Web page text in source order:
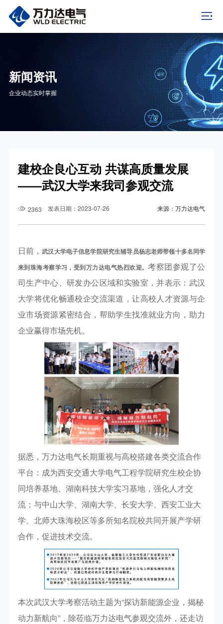
新闻资讯
企业动态实时掌握
建校企良心互动 共谋高质量发展
——武汉大学来我司参观交流
2363 发表日期：2023-07-26 来源：万力达电气
日前，武汉大学电子信息学院研究生辅导员杨志老师带领十多名同学
来到珠海考察学习，受到万力达电气热烈欢迎。考察团参观了公
司生产中心、研发办公区域和实验室，并表示：武汉
大学将优化畅通校企交流渠道，让高校人才资源与企
业市场资源紧密结合，帮助学生找准就业方向，助力
企业赢得市场先机。
据悉，万力达电气长期重视与高校搭建各类交流合作
平台：成为西安交通大学电气工程学院研究生校企协
同培养基地、湖南科技大学实习基地，强化人才交
流；与中山大学、湖南大学、长安大学、西安工业大
学、北师大珠海校区等多所知名院校共同开展产学研
合作，促进技术交流。
本次武汉大学考察活动主题为“探访新能源企业，揭秘
动力新航向”，除莅临万力达电气参观交流外，还走访